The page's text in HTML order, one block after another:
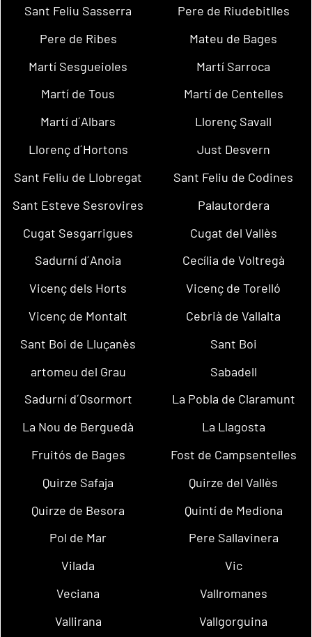
Sant Feliu Sasserra
Pere de Riudebitlles
Pere de Ribes
Mateu de Bages
Martí Sesgueioles
Martí Sarroca
Martí de Tous
Martí de Centelles
Martí d´Albars
Llorenç Savall
Llorenç d´Hortons
Just Desvern
Sant Feliu de Llobregat
Sant Feliu de Codines
Sant Esteve Sesrovires
Palautordera
Cugat Sesgarrigues
Cugat del Vallès
Sadurní d´Anoia
Cecília de Voltregà
Vicenç dels Horts
Vicenç de Torelló
Vicenç de Montalt
Cebrià de Vallalta
Sant Boi de Lluçanès
Sant Boi
artomeu del Grau
Sabadell
Sadurní d´Osormort
La Pobla de Claramunt
La Nou de Berguedà
La Llagosta
Fruitós de Bages
Fost de Campsentelles
Quirze Safaja
Quirze del Vallès
Quirze de Besora
Quintí de Mediona
Pol de Mar
Pere Sallavinera
Vilada
Vic
Veciana
Vallromanes
Vallirana
Vallgorguina